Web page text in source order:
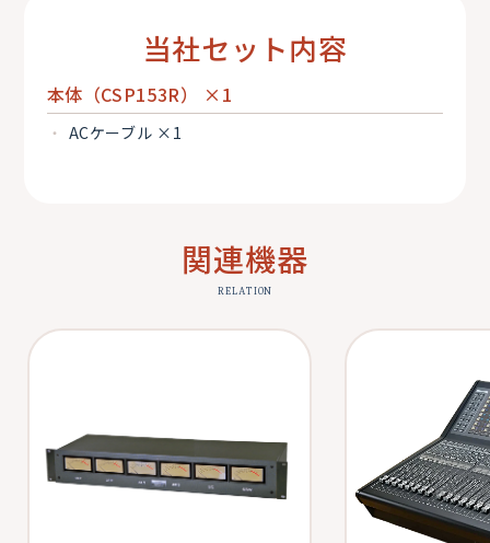
当社セット内容
本体（CSP153R） ×1
ACケーブル ×1
関連機器
RELATION